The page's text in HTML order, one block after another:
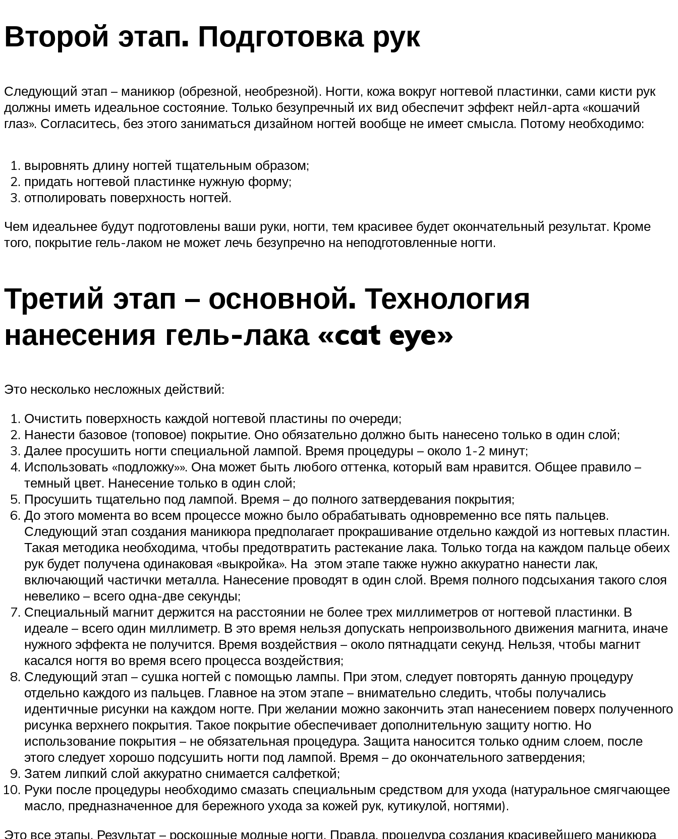
Второй этап. Подготовка рук
Следующий этап – маникюр (обрезной, необрезной). Ногти, кожа вокруг ногтевой пластинки, сами кисти рук
должны иметь идеальное состояние. Только безупречный их вид обеспечит эффект нейл-арта «кошачий
глаз». Согласитесь, без этого заниматься дизайном ногтей вообще не имеет смысла. Потому необходимо:
выровнять длину ногтей тщательным образом;
придать ногтевой пластинке нужную форму;
отполировать поверхность ногтей.
Чем идеальнее будут подготовлены ваши руки, ногти, тем красивее будет окончательный результат. Кроме
того, покрытие гель-лаком не может лечь безупречно на неподготовленные ногти.
Третий этап – основной. Технология
нанесения гель-лака «cat eye»
Это несколько несложных действий:
Очистить поверхность каждой ногтевой пластины по очереди;
Нанести базовое (топовое) покрытие. Оно обязательно должно быть нанесено только в один слой;
Далее просушить ногти специальной лампой. Время процедуры – около 1-2 минут;
Использовать «подложку»». Она может быть любого оттенка, который вам нравится. Общее правило –
темный цвет. Нанесение только в один слой;
Просушить тщательно под лампой. Время – до полного затвердевания покрытия;
До этого момента во всем процессе можно было обрабатывать одновременно все пять пальцев.
Следующий этап создания маникюра предполагает прокрашивание отдельно каждой из ногтевых пластин.
Такая методика необходима, чтобы предотвратить растекание лака. Только тогда на каждом пальце обеих
рук будет получена одинаковая «выкройка». На этом этапе также нужно аккуратно нанести лак,
включающий частички металла. Нанесение проводят в один слой. Время полного подсыхания такого слоя
невелико – всего одна-две секунды;
Специальный магнит держится на расстоянии не более трех миллиметров от ногтевой пластинки. В
идеале – всего один миллиметр. В это время нельзя допускать непроизвольного движения магнита, иначе
нужного эффекта не получится. Время воздействия – около пятнадцати секунд. Нельзя, чтобы магнит
касался ногтя во время всего процесса воздействия;
Следующий этап – сушка ногтей с помощью лампы. При этом, следует повторять данную процедуру
отдельно каждого из пальцев. Главное на этом этапе – внимательно следить, чтобы получались
идентичные рисунки на каждом ногте. При желании можно закончить этап нанесением поверх полученного
рисунка верхнего покрытия. Такое покрытие обеспечивает дополнительную защиту ногтю. Но
использование покрытия – не обязательная процедура. Защита наносится только одним слоем, после
этого следует хорошо подсушить ногти под лампой. Время – до окончательного затвердения;
Затем липкий слой аккуратно снимается салфеткой;
Руки после процедуры необходимо смазать специальным средством для ухода (натуральное смягчающее
масло, предназначенное для бережного ухода за кожей рук, кутикулой, ногтями).
Это все этапы. Результат – роскошные модные ногти. Правда, процедура создания красивейшего маникюра